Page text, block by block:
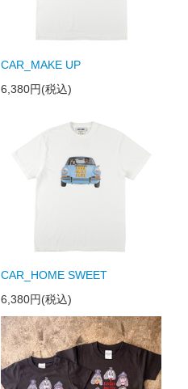
CAR_MAKE UP
6,380円(税込)
CAR_HOME SWEET
6,380円(税込)